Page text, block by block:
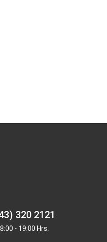
320 2121
- 19:00 Hrs.